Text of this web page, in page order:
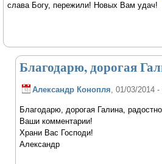
слава Богу, пережили! Новых Вам удач!
Благодарю, дорогая
Александр Конопля, 01/03/2014 -
Благодарю, дорогая Галина,
Ваши комментарии!
Храни Вас Господи!
Александр